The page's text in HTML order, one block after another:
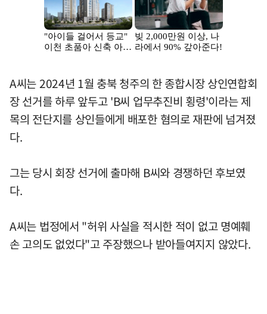
A씨는 2024년 1월 충북 청주의 한 종합시장 상인연합회
장 선거를 하루 앞두고 'B씨 업무추진비 횡령'이라는 제
목의 전단지를 상인들에게 배포한 혐의로 재판에 넘겨졌
다.
그는 당시 회장 선거에 출마해 B씨와 경쟁하던 후보였
다.
A씨는 법정에서 "허위 사실을 적시한 적이 없고 명예훼
손 고의도 없었다"고 주장했으나 받아들여지지 않았다.